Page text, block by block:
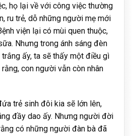
họ lại về với công việc thường
ru trẻ, dỗ những người mẹ mới
viện lại có mùi quen thuộc,
Nhưng trong ánh sáng đèn
ấy, ta sẽ thấy một điều gì
con người vẫn còn nhân
trẻ sinh đôi kia sẽ lớn lên,
đầy dao ấy. Nhưng người đời
có những người đàn bà đã